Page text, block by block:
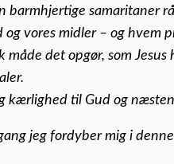
barmhjertige samaritaner
vores midler – og hvem
det opgør, som
kærlighed til Gud og
jeg fordyber mig i